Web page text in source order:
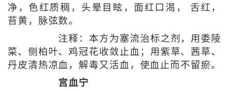
净，色红质稠，头晕目眩，面红口渴， 舌红，
苔黄，脉弦数。
注释：本方为塞流治标之剂，用委陵
菜、侧柏叶、鸡冠花收敛止血；用紫草、茜草、
丹皮清热凉血，解毒又活血，使血止而不留瘀。
宫血宁